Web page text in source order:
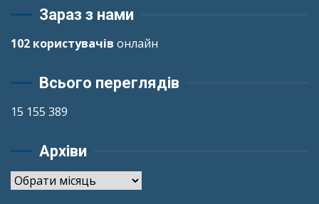
Зараз з нами
102 користувачів онлайн
Всього переглядів
15 155 389
Архіви
Архіви